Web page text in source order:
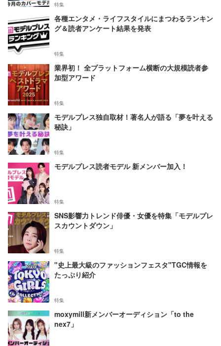
特集
各種エンタメ・ライフスタイルにまつわるランキン
グ＆読者アンケート結果を発表
特集
業界初！ 全プラットフォーム横断の大規模読者参
加型アワード
特集
モデルプレス独自取材！著名人が語る「夢を叶える
秘訣」
特集
モデルプレス読者モデル 新メンバー加入！
特集
SNS影響力トレンド俳優・女優を特集「モデルプレ
スカウントダウン」
特集
"史上最大級のファッションフェスタ"TGC情報を
たっぷり紹介
特集
moxymill新メンバーオーディション「to the
nex7」